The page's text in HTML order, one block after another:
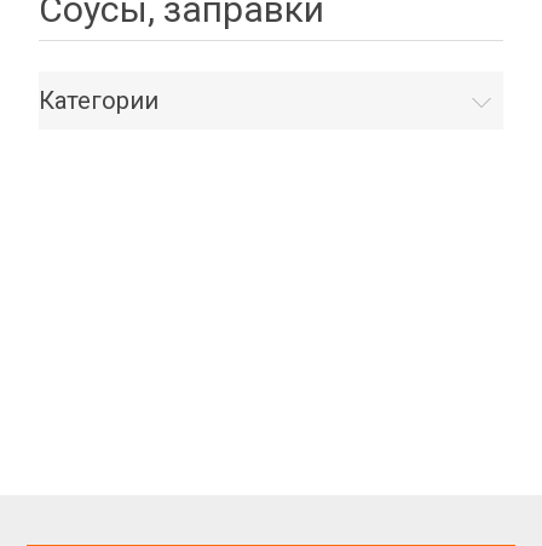
Соусы, заправки
Категории